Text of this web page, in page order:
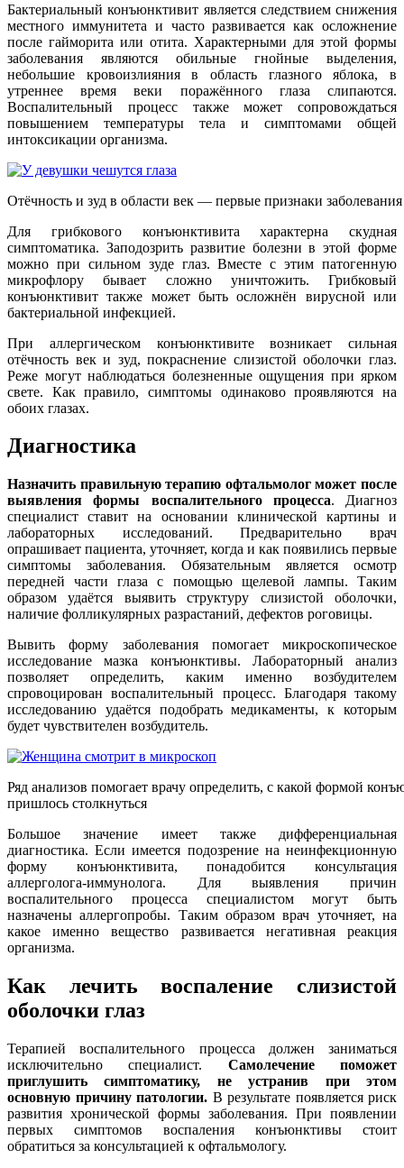
Бактериальный конъюнктивит является следствием снижения
местного иммунитета и часто развивается как осложнение
после гайморита или отита. Характерными для этой формы
заболевания являются обильные гнойные выделения,
небольшие кровоизлияния в область глазного яблока, в
утреннее время веки поражённого глаза слипаются.
Воспалительный процесс также может сопровождаться
повышением температуры тела и симптомами общей
интоксикации организма.
Отёчность и зуд в области век — первые признаки заболевания
Для грибкового конъюнктивита характерна скудная
симптоматика. Заподозрить развитие болезни в этой форме
можно при сильном зуде глаз. Вместе с этим патогенную
микрофлору бывает сложно уничтожить. Грибковый
конъюнктивит также может быть осложнён вирусной или
бактериальной инфекцией.
При аллергическом конъюнктивите возникает сильная
отёчность век и зуд, покраснение слизистой оболочки глаз.
Реже могут наблюдаться болезненные ощущения при ярком
свете. Как правило, симптомы одинаково проявляются на
обоих глазах.
Диагностика
Назначить правильную терапию офтальмолог может после
выявления формы воспалительного процесса. Диагноз
специалист ставит на основании клинической картины и
лабораторных исследований. Предварительно врач
опрашивает пациента, уточняет, когда и как появились первые
симптомы заболевания. Обязательным является осмотр
передней части глаза с помощью щелевой лампы. Таким
образом удаётся выявить структуру слизистой оболочки,
наличие фолликулярных разрастаний, дефектов роговицы.
Вывить форму заболевания помогает микроскопическое
исследование мазка конъюнктивы. Лабораторный анализ
позволяет определить, каким именно возбудителем
спровоцирован воспалительный процесс. Благодаря такому
исследованию удаётся подобрать медикаменты, к которым
будет чувствителен возбудитель.
Ряд анализов помогает врачу определить, с какой формой
пришлось столкнуться
Большое значение имеет также дифференциальная
диагностика. Если имеется подозрение на неинфекционную
форму конъюнктивита, понадобится консультация
аллерголога-иммунолога. Для выявления причин
воспалительного процесса специалистом могут быть
назначены аллергопробы. Таким образом врач уточняет, на
какое именно вещество развивается негативная реакция
организма.
Как лечить воспаление слизистой
оболочки глаз
Терапией воспалительного процесса должен заниматься
исключительно специалист. Самолечение поможет
приглушить симптоматику, не устранив при этом
основную причину патологии. В результате появляется риск
развития хронической формы заболевания. При появлении
первых симптомов воспаления конъюнктивы стоит
обратиться за консультацией к офтальмологу.